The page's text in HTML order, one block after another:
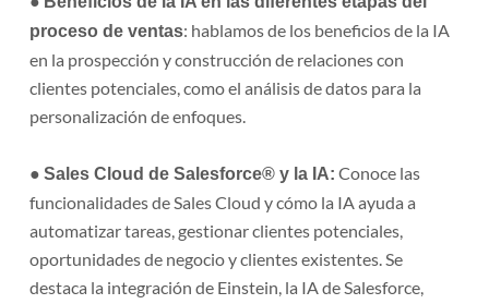
proceso de ventas: hablamos de los beneficios de la IA
en la prospección y construcción de relaciones con
clientes potenciales, como el análisis de datos para la
personalización de enfoques.
●Sales Cloud de Salesforce® y la IA: Conoce las
funcionalidades de Sales Cloud y cómo la IA ayuda a
automatizar tareas, gestionar clientes potenciales,
oportunidades de negocio y clientes existentes. Se
destaca la integración de Einstein, la IA de Salesforce,